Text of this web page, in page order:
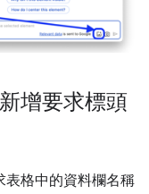
增要求標頭
表格中的資料欄名稱